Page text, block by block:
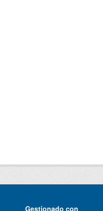
Gestionado con